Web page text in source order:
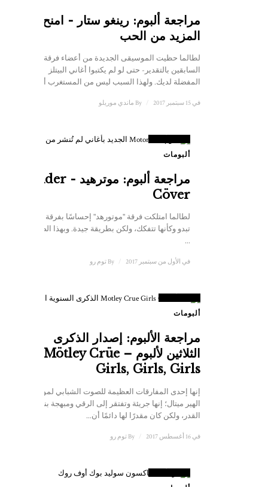
مراجعة ألبوم: رينغو ستار - امنح
المزيد من الحب
لطالما حظيت الموسيقى الجديدة من أعضاء فرقة البيتلز
السابقين بالتقدير- حتى لو لم يكتبوا أغاني البيتلز
المفضلة لديك. ولهذا السبب ليس من المستغرب أن...
في 15 سبتمبر 2017 ماندي موريلو 6.5
ألبومات
مراجعة ألبوم: موترهيد - Under
Cöver
لطالما امتلكت فرقة "موتورهد" إحساسًا بفرقة موسيقية
تبدو وكأنها تتفكك، ولكن بطريقة جيدة. وبهذا الصدد، فهم
...
في الأول من سبتمبر 2017 توم رو 8
علامة
ألبومات
مراجعة الألبوم: إصدار الذكرى
الثلاثين لألبوم Mötley Crüe –
Girls, Girls, Girls
إنها إحدى المفارقات العظيمة للصوت الشبابي لموسيقى
الهير ميتال؛ إنها جريئة وتفتقر إلى الرقي ومبهجة بنفس
القدر، ولكن كان مقدرًا لها دائمًا أن...
في 16 أغسطس 2017 توم رو 8.5